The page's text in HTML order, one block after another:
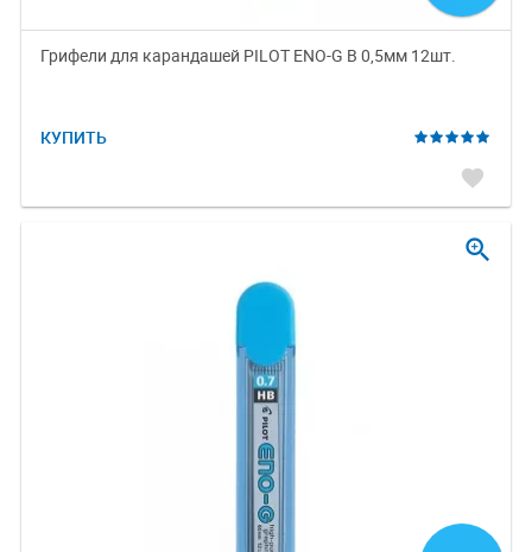
Грифели для карандашей PILOT ENO-G B 0,5мм 12шт.
КУПИТЬ
favorite
zoom_in